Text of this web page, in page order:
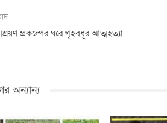
প্রকল্পের ঘরে গৃহবধূর আত্মহত্যা
অন্যান্য